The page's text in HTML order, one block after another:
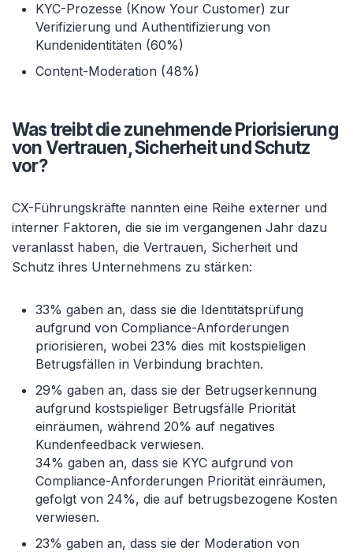
KYC-Prozesse (Know Your Customer) zur
Verifizierung und Authentifizierung von
Kundenidentitäten (60%)
Content-Moderation (48%)
Was treibt die zunehmende Priorisierung
von Vertrauen, Sicherheit und Schutz
vor?
CX-Führungskräfte nannten eine Reihe externer und
interner Faktoren, die sie im vergangenen Jahr dazu
veranlasst haben, die Vertrauen, Sicherheit und
Schutz ihres Unternehmens zu stärken:
33% gaben an, dass sie die Identitätsprüfung
aufgrund von Compliance-Anforderungen
priorisieren, wobei 23% dies mit kostspieligen
Betrugsfällen in Verbindung brachten.
29% gaben an, dass sie der Betrugserkennung
aufgrund kostspieliger Betrugsfälle Priorität
einräumen, während 20% auf negatives
Kundenfeedback verwiesen.
34% gaben an, dass sie KYC aufgrund von
Compliance-Anforderungen Priorität einräumen,
gefolgt von 24%, die auf betrugsbezogene Kosten
verwiesen.
23% gaben an, dass sie der Moderation von